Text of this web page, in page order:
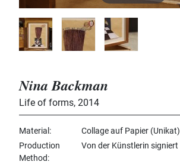
Nina Backman
Life of forms, 2014
Material
Collage auf Papier (Unikat)
Production
Method
Von der Künstlerin signiert